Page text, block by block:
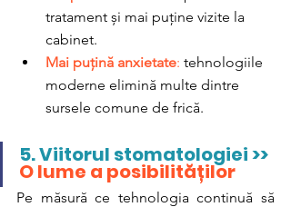
tratament și mai puține vizite la
cabinet.
Mai puțină anxietate: tehnologiile
moderne elimină multe dintre
sursele comune de frică.
5. Viitorul stomatologiei >>
O lume a posibilităților
Pe măsură ce tehnologia continuă să